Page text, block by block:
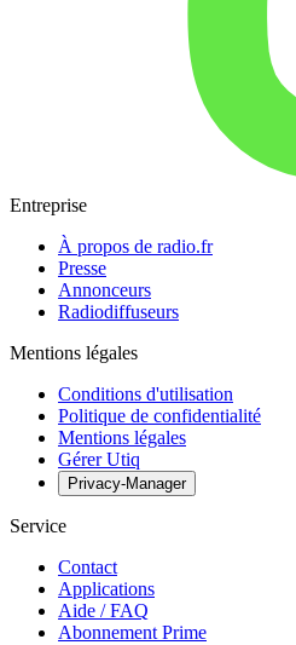
Entreprise
À propos de radio.fr
Presse
Annonceurs
Radiodiffuseurs
Mentions légales
Conditions d'utilisation
Politique de confidentialité
Mentions légales
Gérer Utiq
Privacy-Manager
Service
Contact
Applications
Aide / FAQ
Abonnement Prime